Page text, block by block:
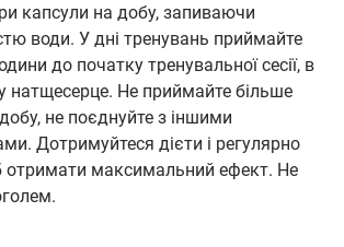
капсули на добу, запиваючи
води. У дні тренувань приймайте
до початку тренувальної сесії, в
натщесерце. Не приймайте більше
добу, не поєднуйте з іншими
Дотримуйтеся дієти і регулярно
отримати максимальний ефект. Не